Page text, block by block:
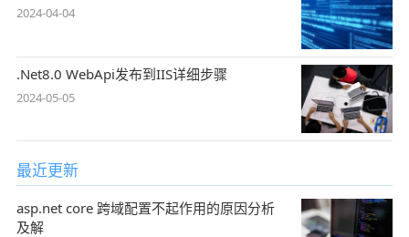
2024-04-04
.Net8.0 WebApi发布到IIS详细步骤
2024-05-05
最近更新
asp.net core 跨域配置不起作用的原因分析
及解